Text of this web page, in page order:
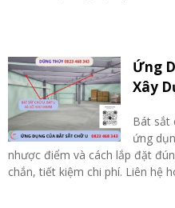
Ứng
Xây
Bát sắt
ứng
nhược điểm và cách lắp đặt
chắn, tiết kiệm chi phí. Liên hệ